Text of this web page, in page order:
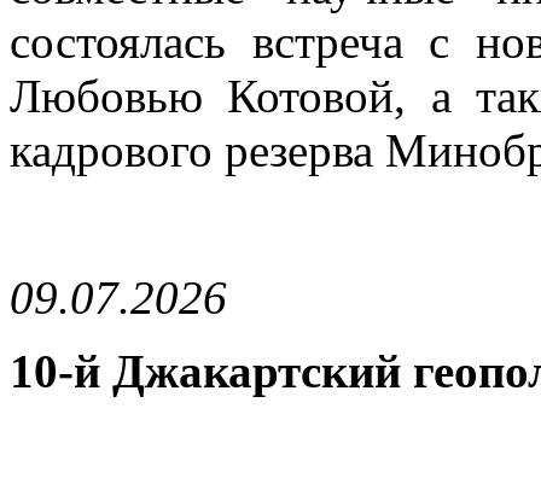
состоялась встреча с
Любовью Котовой, а
кадрового резерва
09.07.2026
10-й Джакартский